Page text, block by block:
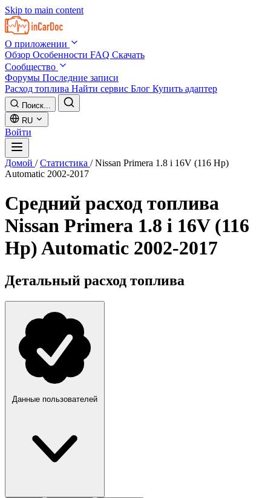
Skip to main content
О приложении
Обзор Особенности FAQ Скачать
Сообщество
Форумы Последние записи
Расход топлива Найти сервис Блог Купить адаптер
Поиск...
RU
Войти
Домой / Статистика / Nissan Primera 1.8 i 16V (116 Hp)
Automatic 2002-2017
Средний расход топлива
Nissan Primera 1.8 i 16V (116
Hp) Automatic 2002-2017
Детальный расход топлива
Данные пользователей